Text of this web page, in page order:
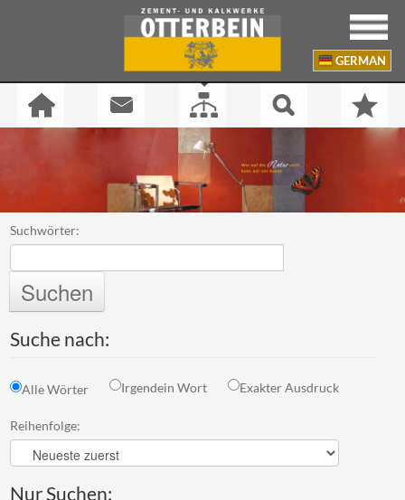
GERMAN
Suchwörter:
Suchen
Suche nach:
Alle Wörter Irgendein Wort Exakter Ausdruck
Reihenfolge:
Nur Suchen: